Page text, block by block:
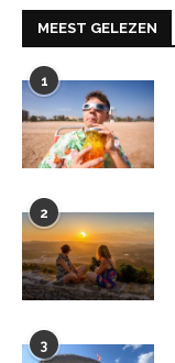
MEEST GELEZEN
1
2
3